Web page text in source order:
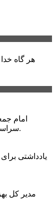
هر گاه خدا
امام
سراسر حماسه خونخواهی و مرگ بر آمریکا و اسرائیل بود.
یادداشتی